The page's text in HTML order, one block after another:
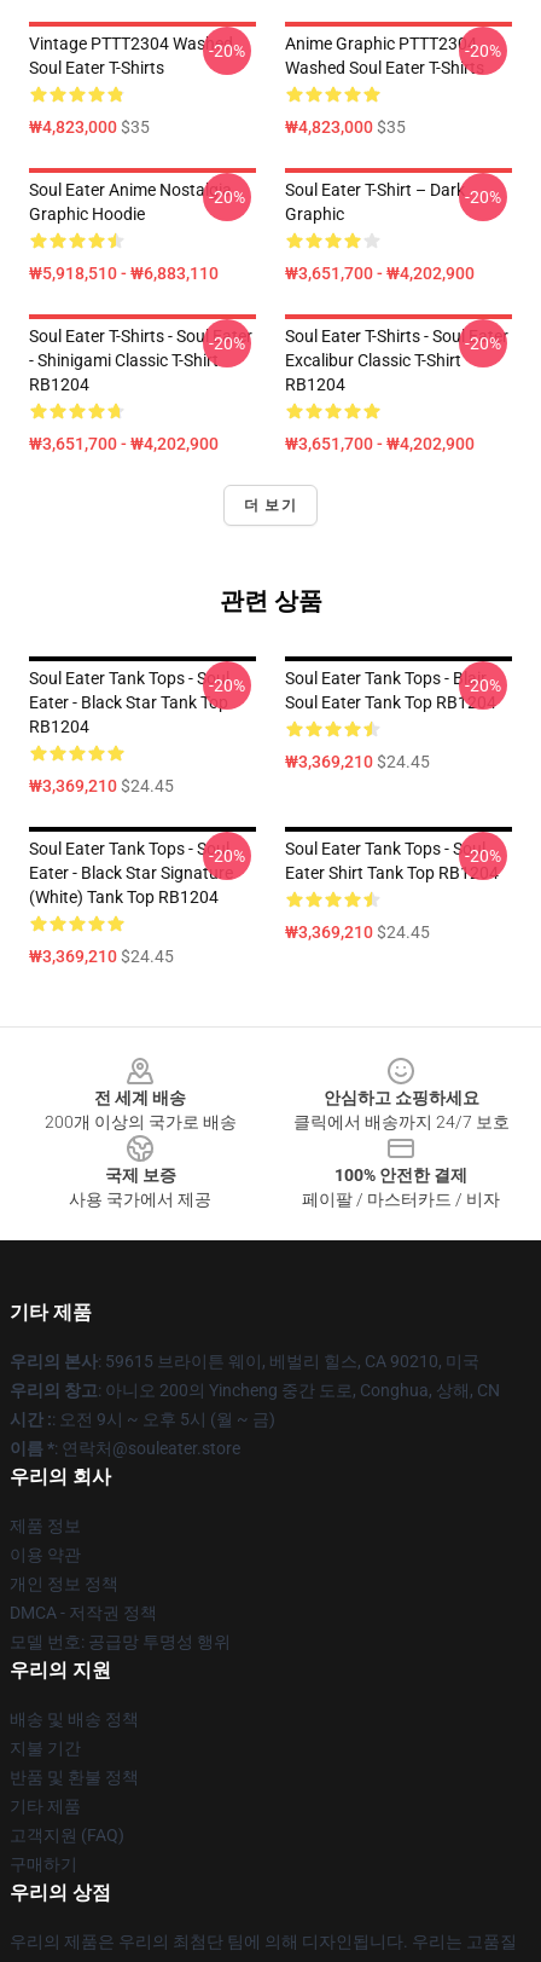
Vintage PTTT2304 Washed
Soul Eater T-Shirts
₩4,823,000$35
-20%
Anime Graphic PTTT2304
Washed Soul Eater T-Shirts
₩4,823,000$35
-20%
Soul Eater Anime Nostalgia
Graphic Hoodie
₩5,918,510 - ₩6,883,110
-20%
Soul Eater T-Shirt – Dark
Graphic
₩3,651,700 - ₩4,202,900
-20%
Soul Eater T-Shirts - Soul Eater
- Shinigami Classic T-Shirt
RB1204
₩3,651,700 - ₩4,202,900
-20%
Soul Eater T-Shirts - Soul Eater
Excalibur Classic T-Shirt
RB1204
₩3,651,700 - ₩4,202,900
-20%
더 보기
관련 상품
Soul Eater Tank Tops - Soul
Eater - Black Star Tank Top
RB1204
₩3,369,210$24.45
-20%
Soul Eater Tank Tops - Blair
Soul Eater Tank Top RB1204
₩3,369,210$24.45
-20%
Soul Eater Tank Tops - Soul
Eater - Black Star Signature
(White) Tank Top RB1204
₩3,369,210$24.45
-20%
Soul Eater Tank Tops - Soul
Eater Shirt Tank Top RB1204
₩3,369,210$24.45
-20%
전 세계 배송
200개 이상의 국가로 배송
안심하고 쇼핑하세요
클릭에서 배송까지 24/7 보호
국제 보증
사용 국가에서 제공
100% 안전한 결제
페이팔 / 마스터카드 / 비자
기타 제품
우리의 본사: 59615 브라이튼 웨이, 베벌리 힐스, CA 90210, 미국
우리의 창고: 아니오 200의 Yincheng 중간 도로, Conghua, 상해, CN
시간 :: 오전 9시 ~ 오후 5시 (월 ~ 금)
이름 *: 연락처@souleater.store
우리의 회사
제품 정보
이용 약관
개인 정보 정책
DMCA - 저작권 정책
모델 번호: 공급망 투명성 행위
우리의 지원
배송 및 배송 정책
지불 기간
반품 및 환불 정책
기타 제품
고객지원 (FAQ)
구매하기
우리의 상점
우리의 제품은 우리의 최첨단 팀에 의해 디자인됩니다. 우리는 고품질